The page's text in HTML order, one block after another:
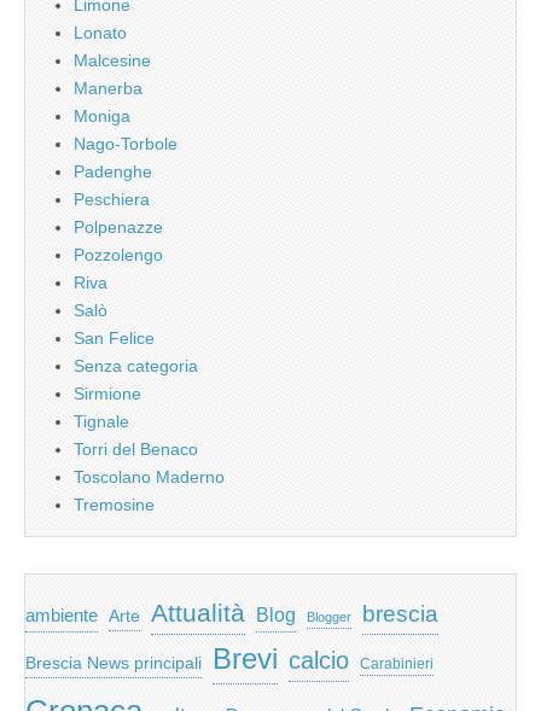
Limone
Lonato
Malcesine
Manerba
Moniga
Nago-Torbole
Padenghe
Peschiera
Polpenazze
Pozzolengo
Riva
Salò
San Felice
Senza categoria
Sirmione
Tignale
Torri del Benaco
Toscolano Maderno
Tremosine
ambiente Arte Attualità Blog Blogger brescia
Brescia News principali Brevi calcio Carabinieri